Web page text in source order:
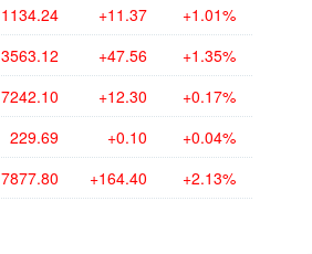
1134.24 +11.37 +1.01%
3563.12 +47.56 +1.35%
7242.10 +12.30 +0.17%
229.69 +0.10 +0.04%
7877.80 +164.40 +2.13%